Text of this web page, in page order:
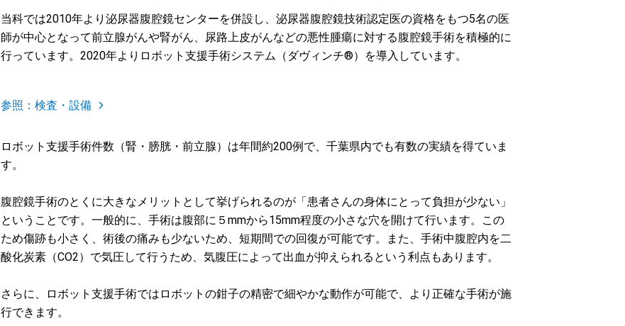
当科では2010年より泌尿器腹腔鏡センターを併設し、泌尿器腹腔鏡技術認定医の資格をもつ5名の医
師が中心となって前立腺がんや腎がん、尿路上皮がんなどの悪性腫瘍に対する腹腔鏡手術を積極的に
行っています。2020年よりロボット支援手術システム（ダヴィンチ®）を導入しています。
参照：検査・設備
ロボット支援手術件数（腎・膀胱・前立腺）は年間約200例で、千葉県内でも有数の実績を得ていま
す。
腹腔鏡手術のとくに大きなメリットとして挙げられるのが「患者さんの身体にとって負担が少ない」
ということです。一般的に、手術は腹部に５mmから15mm程度の小さな穴を開けて行います。この
ため傷跡も小さく、術後の痛みも少ないため、短期間での回復が可能です。また、手術中腹腔内を二
酸化炭素（CO2）で気圧して行うため、気腹圧によって出血が抑えられるという利点もあります。
さらに、ロボット支援手術ではロボットの鉗子の精密で細やかな動作が可能で、より正確な手術が施
行できます。